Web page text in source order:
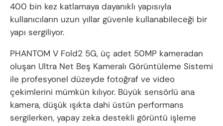
400 bin kez katlamaya dayanıklı yapısıyla
kullanıcıların uzun yıllar güvenle kullanabileceği bir
yapı sergiliyor.
PHANTOM V Fold2 5G, üç adet 50MP kameradan
oluşan Ultra Net Beş Kameralı Görüntüleme Sistemi
ile profesyonel düzeyde fotoğraf ve video
çekimlerini mümkün kılıyor. Büyük sensörlü ana
kamera, düşük ışıkta dahi üstün performans
sergilerken, yapay zeka destekli görüntü işleme